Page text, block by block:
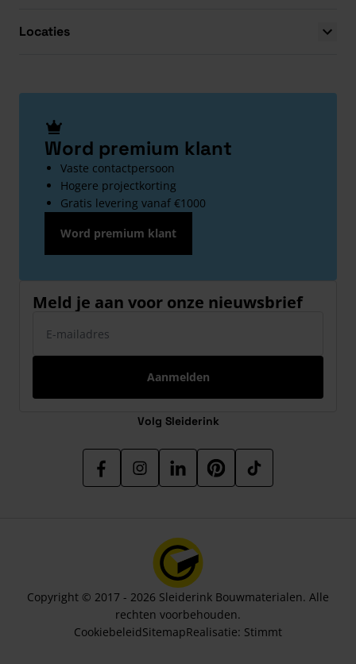
Locaties
Word premium klant
Vaste contactpersoon
Hogere projectkorting
Gratis levering vanaf €1000
Word premium klant
Meld je aan voor onze nieuwsbrief
Aanmelden
Volg Sleiderink
Copyright © 2017 - 2026 Sleiderink Bouwmaterialen. Alle
rechten voorbehouden.
CookiebeleidSitemapRealisatie: Stimmt